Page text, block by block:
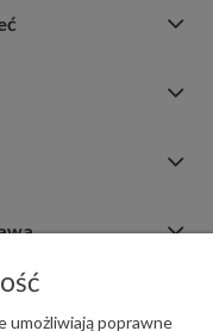
umożliwiają poprawne